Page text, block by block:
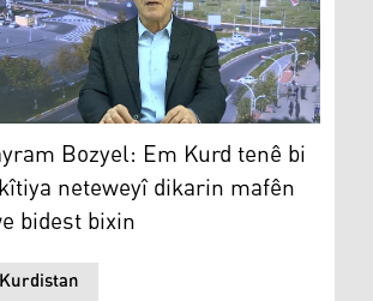
sînordarkirin
Bozyel: Em Kurd tenê bi yekîtiya
Kurdistan
Bozyel: Em Kurd tenê bi
neteweyî dikarin mafên
bidest bixin